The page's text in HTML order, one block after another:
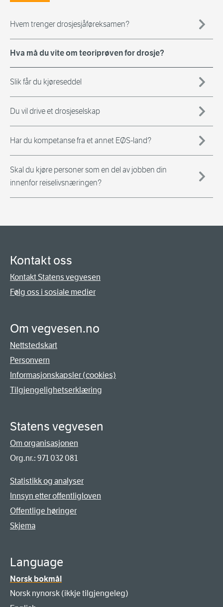
Hvem trenger drosjesjåføreksamen?
Hva må du vite om teoriprøven for drosje?
Slik får du kjøreseddel
Du vil drive et drosjeselskap
Har du kompetanse fra et annet EØS-land?
Skal du kjøre personer som en del av jobben din
innenfor reiselivsnæringen?
Kontakt oss
Kontakt Statens vegvesen
Følg oss i sosiale medier
Om vegvesen.no
Nettstedskart
Personvern
Informasjonskapsler (cookies)
Tilgjengelighetserklæring
Statens vegvesen
Om organisasjonen
Org.nr.: 971 032 081
Statistikk og analyser
Innsyn etter offentligloven
Offentlige høringer
Skjema
Language
Norsk bokmål
Norsk nynorsk (ikkje tilgjengeleg)